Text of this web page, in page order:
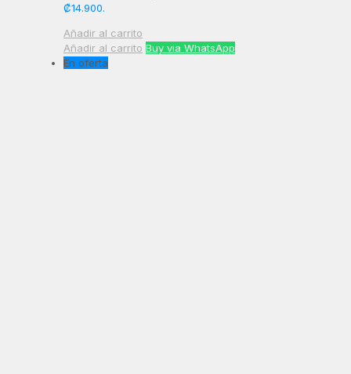
₡14.900.
Añadir al carrito
Añadir al carrito Buy via WhatsApp
En oferta